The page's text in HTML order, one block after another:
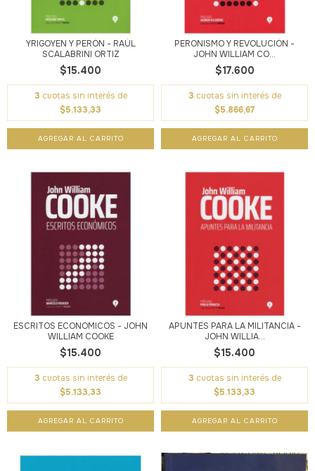
YRIGOYEN Y PERÓN - RAÚL
SCALABRINI ORTIZ
$15.400
3 cuotas sin interés de
$5.133,33
PERONISMO Y REVOLUCIÓN -
JOHN WILLIAM CO...
$17.600
3 cuotas sin interés de
$5.866,67
ESCRITOS ECONÓMICOS - JOHN
WILLIAM COOKE
$15.400
3 cuotas sin interés de
$5.133,33
APUNTES PARA LA MILITANCIA -
JOHN WILLIA...
$15.400
3 cuotas sin interés de
$5.133,33